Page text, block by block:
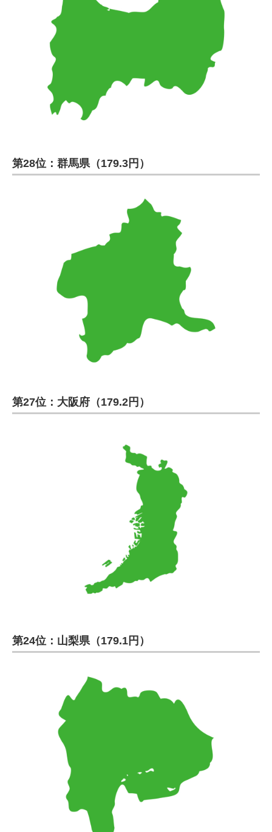
第28位：群馬県（179.3円）
第27位：大阪府（179.2円）
第24位：山梨県（179.1円）